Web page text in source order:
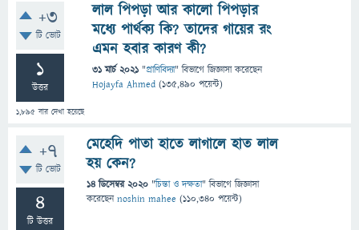
+3
টি ভোট
1
উত্তর
1,895 বার দেখা হয়েছে
লাল পিপড়া আর কালো পিপড়ার
মধ্যে পার্থক্য কি? তাদের গায়ের রং
এমন হবার কারণ কী?
31 মার্চ 2021 "প্রাণিবিদ্যা" বিভাগে জিজ্ঞাসাকরেছেন
Hojayfa Ahmed (135,490 পয়েন্ট)
+7
টি ভোট
4
টি উত্তর
মেহেদি পাতা হাতে লাগালে হাত লাল
হয় কেন?
14 ডিসেম্বর 2020 "চিন্তা ও দক্ষতা" বিভাগে জিজ্ঞাসা
করেছেনnoshin mahee (110,340 পয়েন্ট)